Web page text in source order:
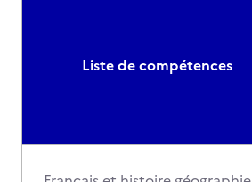
Liste de compétences